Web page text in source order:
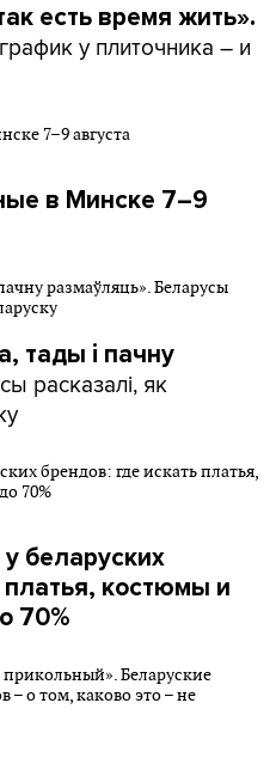
есть время жить».
у плиточника – и
в Минске 7–9
тады і пачну
расказалі, як
беларуских
платья, костюмы и
70%